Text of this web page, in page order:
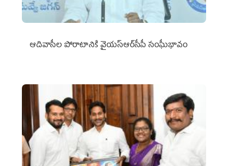
ఆదివాసీల పోరాటానికి వైయ‌స్ఆర్‌సీపీ సంఘీభావం